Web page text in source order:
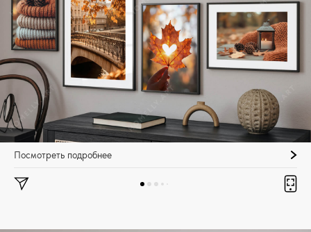
Посмотреть подробнее